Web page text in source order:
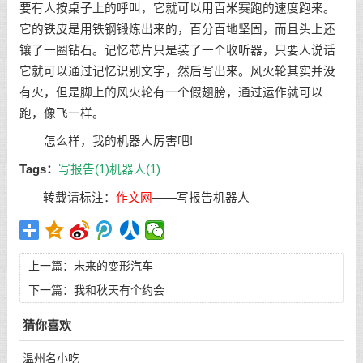
要有人按桌子上的呼叫，它就可以用百米赛跑的速度跑来。
它的铁皮是用铁钢锻炼出来的，百分百地坚固，而且头上还
镶了一圈钻石。记忆芯片只是装了一个收听器，只要人说话
它就可以通过记忆识别文字，然后写出来。风火轮其实并没
有火，但是脚上的风火轮有一个假翅膀，通过运作就可以
跑，像飞一样。
怎么样，我的机器人厉害吧!
Tags： 写报告(1)机器人(1)
转载请标注：作文网——写报告机器人
上一篇： 未来的变形汽车
下一篇： 我和秋天有个约会
猜你喜欢
温州名小吃